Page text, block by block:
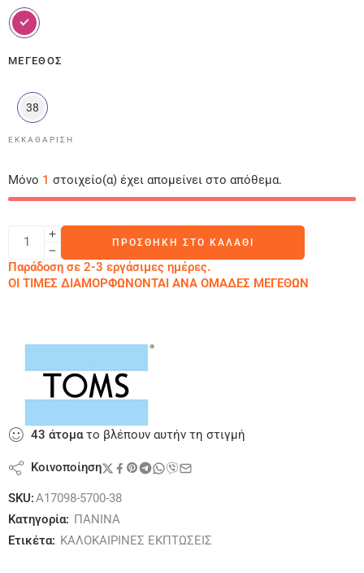
ΜΈΓΕΘΟΣ
38
ΕΚΚΑΘΆΡΙΣΗ
Μόνο 1 στοιχείο(α) έχει απομείνει στο απόθεμα.
ΠΡΟΣΘΉΚΗ ΣΤΟ ΚΑΛΆΘΙ
Παράδοση σε 2-3 εργάσιμες ημέρες.
ΟΙ ΤΙΜΕΣ ΔΙΑΜΟΡΦΩΝΟΝΤΑΙ ΑΝΑ ΟΜΑΔΕΣ ΜΕΓΕΘΩΝ
43 άτοματο βλέπουν αυτήν τη στιγμή
Κοινοποίηση
SKU:A17098-5700-38
Κατηγορία: ΠΑΝΙΝΑ
Ετικέτα: ΚΑΛΟΚΑΙΡΙΝΕΣ ΕΚΠΤΩΣΕΙΣ